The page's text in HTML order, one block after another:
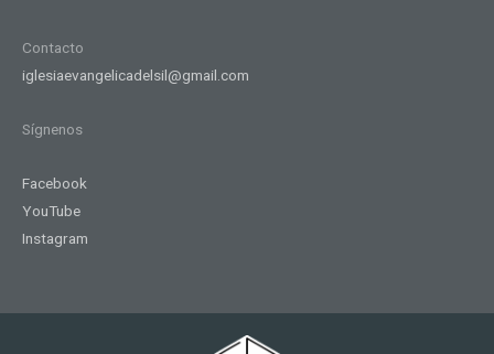
Contacto
iglesiaevangelicadelsil@gmail.com
Sígnenos
Facebook
YouTube
Instagram